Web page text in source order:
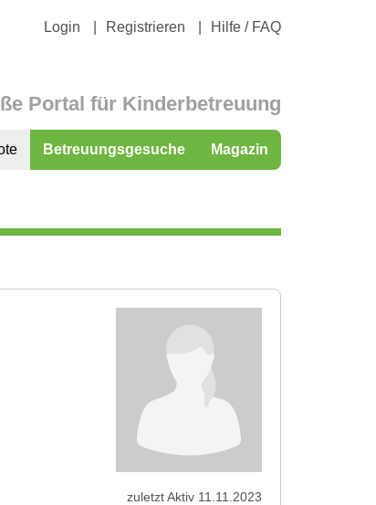
Login Registrieren Hilfe / FAQ
Portal für Kinderbetreuung
Betreuungsgesuche Magazin
zuletzt Aktiv 11.11.2023